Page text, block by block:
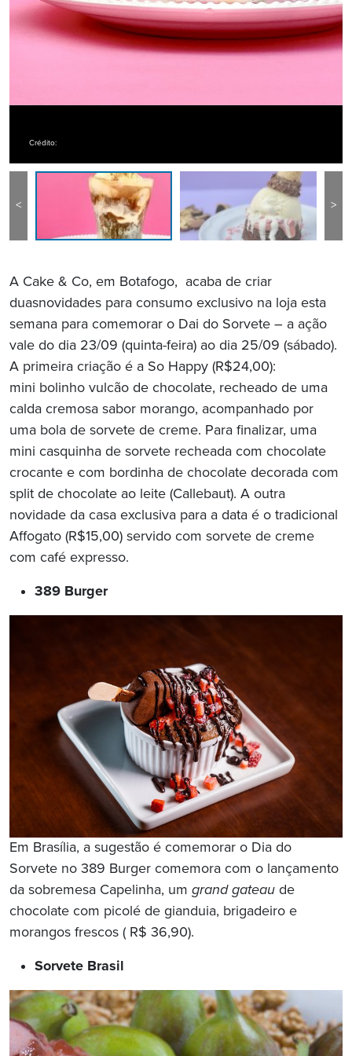
Crédito:
< >
A Cake & Co, em Botafogo, acaba de criar
duasnovidades para consumo exclusivo na loja esta
semana para comemorar o Dai do Sorvete – a ação
vale do dia 23/09 (quinta-feira) ao dia 25/09 (sábado).
A primeira criação é a So Happy (R$24,00):
mini bolinho vulcão de chocolate, recheado de uma
calda cremosa sabor morango, acompanhado por
uma bola de sorvete de creme. Para finalizar, uma
mini casquinha de sorvete recheada com chocolate
crocante e com bordinha de chocolate decorada com
split de chocolate ao leite (Callebaut). A outra
novidade da casa exclusiva para a data é o tradicional
Affogato (R$15,00) servido com sorvete de creme
com café expresso.
389 Burger
Em Brasília, a sugestão é comemorar o Dia do
Sorvete no 389 Burger comemora com o lançamento
da sobremesa Capelinha, um grand gateau de
chocolate com picolé de gianduia, brigadeiro e
morangos frescos ( R$ 36,90).
Sorvete Brasil